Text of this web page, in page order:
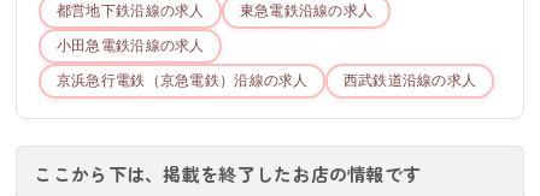
都営地下鉄沿線の求人 東急電鉄沿線の求人
小田急電鉄沿線の求人
京浜急行電鉄（京急電鉄）沿線の求人 西武鉄道沿線の求人
ここから下は、掲載を終了したお店の情報です